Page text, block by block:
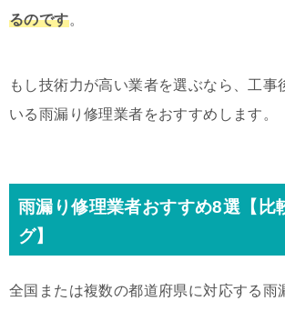
るのです。
もし技術力が高い業者を選ぶなら、工事
いる雨漏り修理業者をおすすめします。
雨漏り修理業者おすすめ8選【比
グ】
全国または複数の都道府県に対応する雨